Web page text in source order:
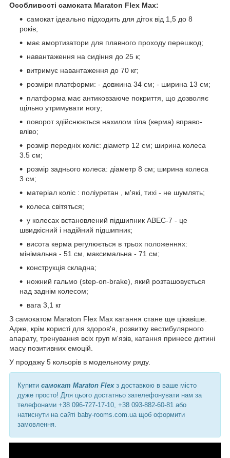
Особливості самоката Maraton Flex Max:
самокат ідеально підходить для діток від 1,5 до 8
років;
має амортизатори для плавного проходу перешкод;
навантаження на сидіння до 25 к;
витримує навантаження до 70 кг;
розміри платформи: - довжина 34 см; - ширина 13 см;
платформа має антиковзаюче покриття, що дозволяє
щільно утримувати ногу;
поворот здійснюється нахилом тіла (керма) вправо-
вліво;
розмір передніх коліс: діаметр 12 см; ширина колеса
3.5 см;
розмір заднього колеса: діаметр 8 см; ширина колеса
3 см;
матеріал коліс : поліуретан , м'які, тихі - не шумлять;
колеса світяться;
у колесах встановлений підшипник ABEC-7 - це
швидкісний і надійний підшипник;
висота керма регулюється в трьох положеннях:
мінімальна - 51 см, максимальна - 71 см;
конструкція складна;
ножний гальмо (step-on-brake), який розташовується
над заднім колесом;
вага 3,1 кг
З самокатом Maraton Flex Max катання стане ще цікавіше.
Адже, крім користі для здоров'я, розвитку вестибулярного
апарату, тренування всіх груп м'язів, катання принесе дитині
масу позитивних емоцій.
У продажу 5 кольорів в модельному ряду.
Купити самокат Maraton Flex з доставкою в ваше місто
дуже просто! Для цього достатньо зателефонувати нам за
телефонами +38 096-727-17-10, +38 093-882-60-81 або
натиснути на сайті baby-rooms.com.ua щоб оформити
замовлення.